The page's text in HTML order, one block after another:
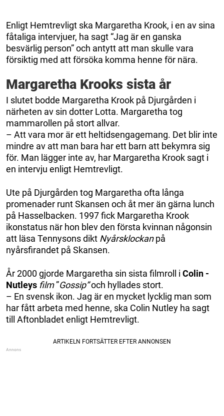
Enligt Hemtrevligt ska Margaretha Krook, i en av sina
fåtaliga intervjuer, ha sagt “Jag är en ganska
besvärlig person” och antytt att man skulle vara
försiktig med att försöka komma henne för nära.
Margaretha Krooks sista år
I slutet bodde Margaretha Krook på Djurgården i
närheten av sin dotter Lotta. Margaretha tog
mammarollen på stort allvar.
– Att vara mor är ett heltidsengagemang. Det blir inte
mindre av att man bara har ett barn att bekymra sig
för. Man lägger inte av, har Margaretha Krook sagt i
en intervju enligt Hemtrevligt.
Ute på Djurgården tog Margaretha ofta långa
promenader runt Skansen och åt mer än gärna lunch
på Hasselbacken. 1997 fick Margaretha Krook
ikonstatus när hon blev den första kvinnan någonsin
att läsa Tennysons dikt Nyårsklockanpå
nyårsfirandet på Skansen.
År 2000 gjorde Margaretha sin sista filmroll i Colin ­
Nutleys film”Gossip”och hyllades stort.
– En svensk ikon. Jag är en mycket lycklig man som
har fått arbeta med henne, ska Colin Nutley ha sagt
till Aftonbladet enligt Hemtrevligt.